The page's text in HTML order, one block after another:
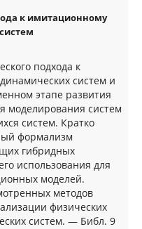
к имитационному
подхода к
систем и
этапе развития
моделирования систем
систем. Кратко
формализм
гибридных
использования для
моделей.
методов
физических
систем. — Библ. 9